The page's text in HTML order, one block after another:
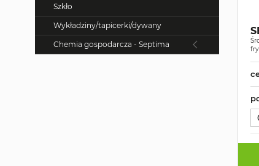
Szkło
Wykładziny/tapicerki/dywany
Chemia gospodarcza - Septima